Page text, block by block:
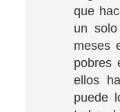
que
un
meses
pobres
ellos
puede